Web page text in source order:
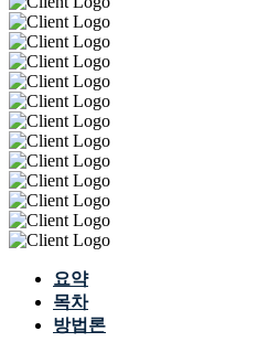
요약
목차
방법론